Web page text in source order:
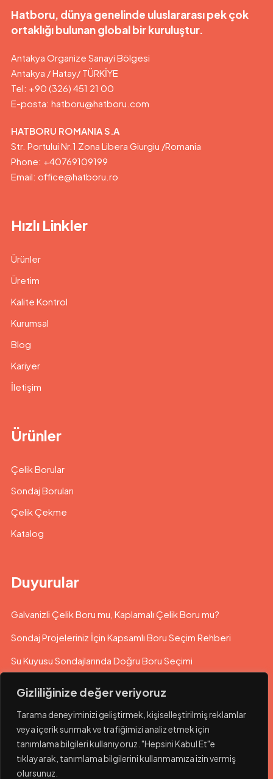
Gizliliğinize değer veriyoruz
Tarama deneyiminizi geliştirmek, kişiselleştirilmiş reklamlar
veya içerik sunmak ve trafiğimizi analiz etmek için
tanımlama bilgileri kullanıyoruz. "Hepsini Kabul Et"e
tıklayarak, tanımlama bilgilerini kullanmamıza izin vermiş
olursunuz.
Hatboru, dünya genelinde uluslararası pek çok
ortaklığı bulunan global bir kuruluştur.
Antakya Organize Sanayi Bölgesi
Antakya / Hatay/ TÜRKİYE
Tel: +90 (326) 451 21 00
E-posta: hatboru@hatboru.com
HATBORU ROMANIA S.A
Str. Portului Nr.1 Zona Libera Giurgiu /Romania
Phone: +40769109199
Email: office@hatboru.ro
Hızlı Linkler
Ürünler
Üretim
Kalite Kontrol
Kurumsal
Blog
Kariyer
İletişim
Ürünler
Çelik Borular
Sondaj Boruları
Çelik Çekme
Katalog
Duyurular
Galvanizli Çelik Boru mu, Kaplamalı Çelik Boru mu?
Sondaj Projeleriniz İçin Kapsamlı Boru Seçim Rehberi
Su Kuyusu Sondajlarında Doğru Boru Seçimi